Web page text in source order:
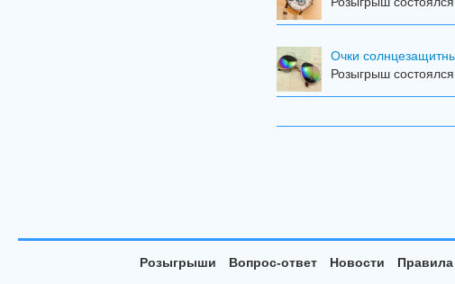
Очки
Розыгрыш
Розыгрыши Вопрос-ответ Новости Правила